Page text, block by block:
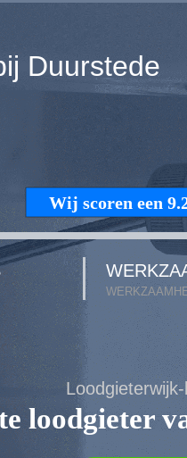
Duurstede
loodgieter